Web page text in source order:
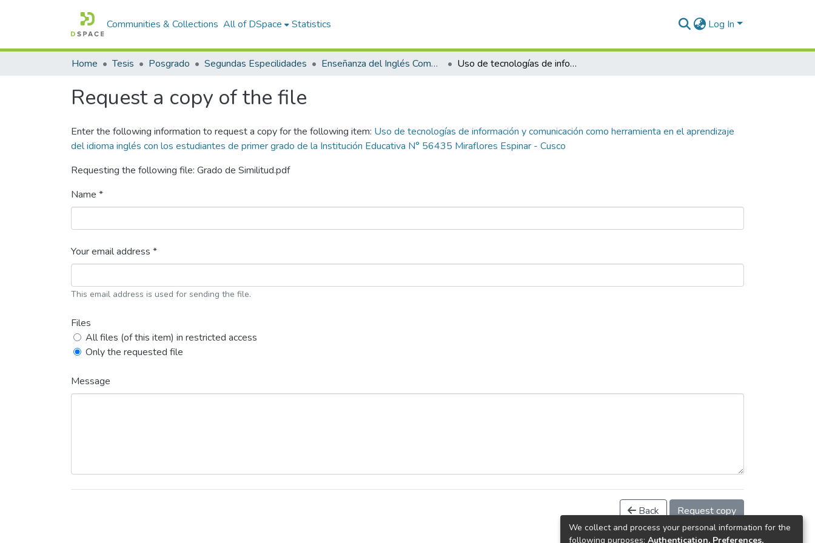
Communities & Collections All of DSpace Statistics Log In
Home Tesis Posgrado Segundas Especilidades Enseñanza del Inglés Como Lengua Extranjera Uso de tecnologías de información y comunicación como herramienta en el aprendizaje del idioma inglés con los estudiantes de primer grado de la Institución Educativa N° 56435 Miraflores Espinar - Cusco
Request a copy of the file
Enter the following information to request a copy for the following item: Uso de tecnologías de información y comunicación como herramienta en el aprendizaje
del idioma inglés con los estudiantes de primer grado de la Institución Educativa N° 56435 Miraflores Espinar - Cusco
Requesting the following file: Grado de Similitud.pdf
Name *
Your email address *
This email address is used for sending the file.
Files
All files (of this item) in restricted access
Only the requested file
Message
Back Request copy
We collect and process your personal information for the
following purposes: Authentication, Preferences,